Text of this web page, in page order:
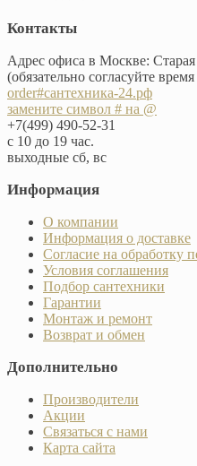
Контакты
Адрес офиса в Москве:
(обязательно согласуйте
order#сантехника-24.рф
замените символ # на @
+7(499) 490-52-31
с 10 до 19 час.
выходные сб, вс
Информация
О компании
Информация о доставке
Согласие на обработку
Условия соглашения
Подбор сантехники
Гарантии
Монтаж и ремонт
Возврат и обмен
Дополнительно
Производители
Акции
Связаться с нами
Карта сайта